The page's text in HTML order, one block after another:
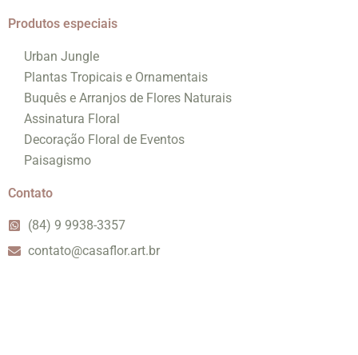
Produtos especiais
Urban Jungle
Plantas Tropicais e Ornamentais
Buquês e Arranjos de Flores Naturais
Assinatura Floral
Decoração Floral de Eventos
Paisagismo
Contato
(84) 9 9938-3357
contato@casaflor.art.br